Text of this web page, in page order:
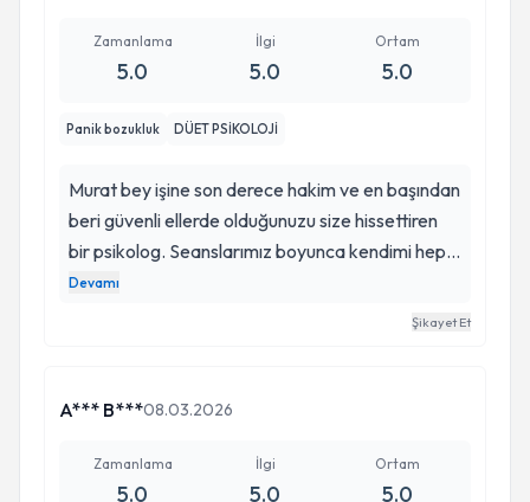
Zamanlama
5.0
İlgi
5.0
Ortam
5.0
Panik bozukluk DÜET PSİKOLOJİ
Murat bey işine son derece hakim ve en başından
beri güvenli ellerde olduğunuzu size hissettiren
bir psikolog. Seanslarımız boyunca kendimi hep
rahat hissettim ve onunla her şeyi paylaşabildim
sahibi olduğunu gösteren tüm sertifikalara da
sorununuzda kendisine danışabilirsiniz. Kendisine
bu vesile ile yardımları için tekrar teşekkür
Devamı
Şikayet Et
A*** B***08.03.2026
Zamanlama
5.0
İlgi
5.0
Ortam
5.0